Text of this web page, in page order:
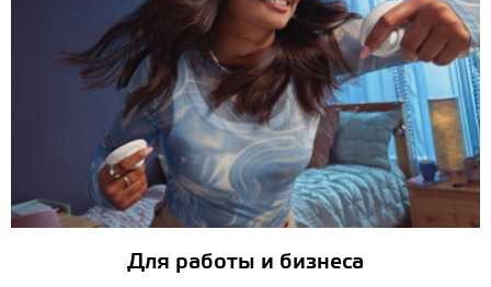
Для работы и бизнеса